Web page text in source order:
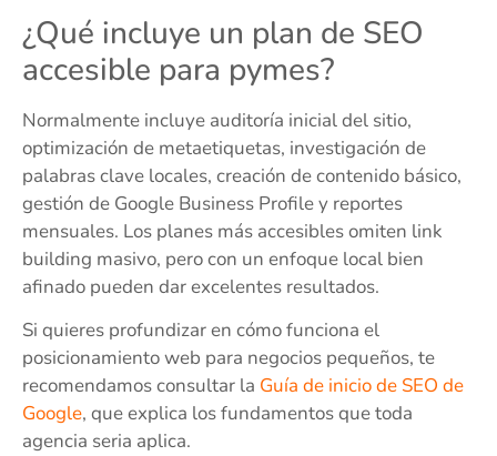
¿Qué incluye un plan de SEO
accesible para pymes?
Normalmente incluye auditoría inicial del sitio,
optimización de metaetiquetas, investigación de
palabras clave locales, creación de contenido básico,
gestión de Google Business Profile y reportes
mensuales. Los planes más accesibles omiten link
building masivo, pero con un enfoque local bien
afinado pueden dar excelentes resultados.
Si quieres profundizar en cómo funciona el
posicionamiento web para negocios pequeños, te
recomendamos consultar la Guía de inicio de SEO de
Google, que explica los fundamentos que toda
agencia seria aplica.